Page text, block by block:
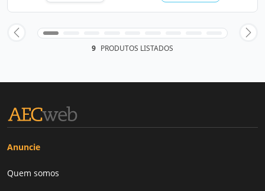
9 PRODUTOS LISTADOS
Anuncie
Quem somos